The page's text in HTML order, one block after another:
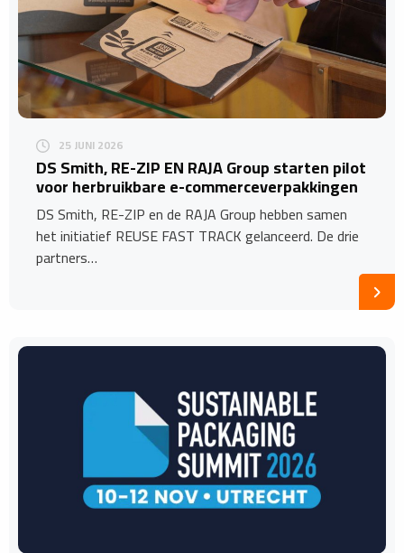
25 JUNI 2026
DS Smith, RE-ZIP EN RAJA Group starten pilot
voor herbruikbare e-commerceverpakkingen
DS Smith, RE-ZIP en de RAJA Group hebben samen
het initiatief REUSE FAST TRACK gelanceerd. De drie
partners…